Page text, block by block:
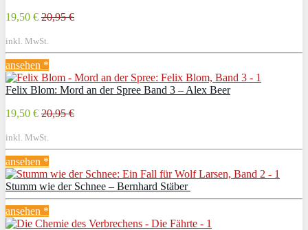
19,50 € 20,95 €
inkl. MwSt.
ansehen *
Felix Blom: Mord an der Spree Band 3 – Alex Beer
19,50 € 20,95 €
inkl. MwSt.
ansehen *
Stumm wie der Schnee – Bernhard Stäber
ansehen *